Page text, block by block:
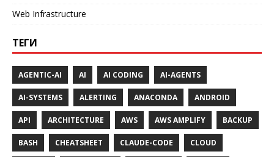
Web Infrastructure
ТЕГИ
AGENTIC-AI AI AI CODING AI-AGENTS
AI-SYSTEMS ALERTING ANACONDA ANDROID
API ARCHITECTURE AWS AWS AMPLIFY BACKUP
BASH CHEATSHEET CLAUDE-CODE CLOUD